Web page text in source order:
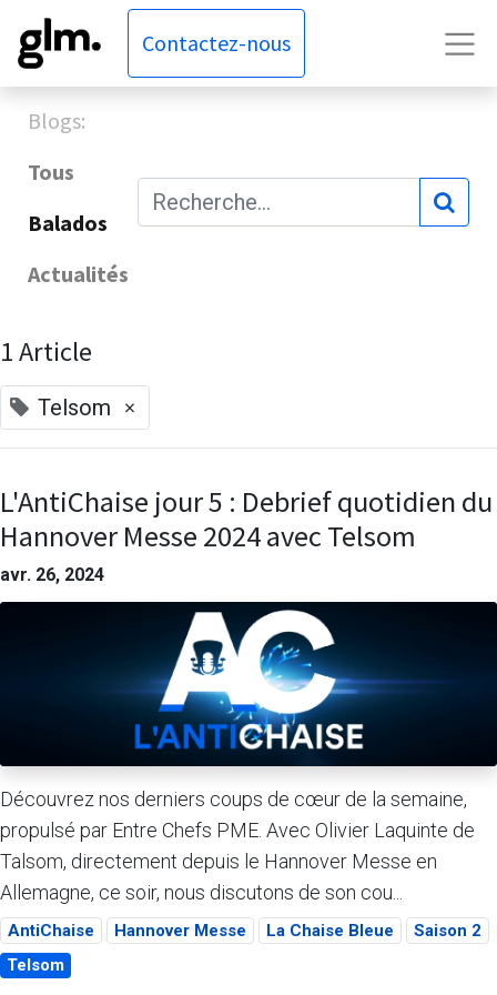
Contactez-nous
Blogs:
Tous
Balados
Actualités
1 Article
Telsom ×
L'AntiChaise jour 5 : Debrief quotidien du
Hannover Messe 2024 avec Telsom
avr. 26, 2024
Découvrez nos derniers coups de cœur de la semaine,
propulsé par Entre Chefs PME. Avec Olivier Laquinte de
Talsom, directement depuis le Hannover Messe en
Allemagne, ce soir, nous discutons de son cou...
AntiChaise Hannover Messe La Chaise Bleue
Saison 2
Telsom